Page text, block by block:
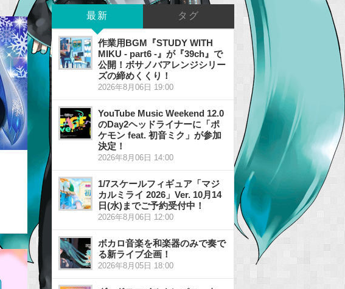
最新 タグ
作業用BGM『STUDY WITH
MIKU - part6 -』が『39ch』で
公開！ボサノバアレンジシリー
ズの締めくくり！
2026年8月06日 19:00
YouTube Music Weekend 12.0
のDay2ヘッドライナーに「ポ
ケモン feat. 初音ミク」が参加
決定！
2026年8月06日 14:00
1/7スケールフィギュア「マジ
カルミライ 2026」Ver. 10月14
日(水)までご予約受付中！
2026年8月06日 12:00
ボカロ音楽を和楽器のみで奏で
る新ライブ企画！
2026年8月05日 18:00